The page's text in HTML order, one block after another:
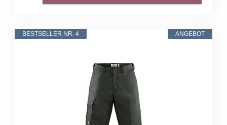
ANGEBOT
BESTSELLER NR. 4